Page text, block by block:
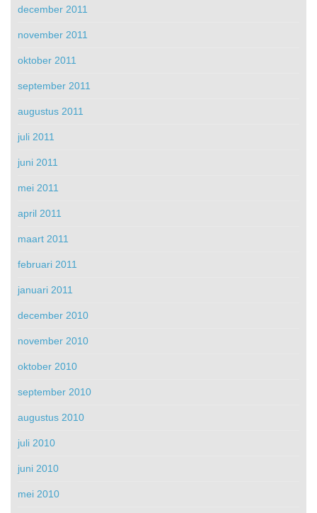
december 2011
november 2011
oktober 2011
september 2011
augustus 2011
juli 2011
juni 2011
mei 2011
april 2011
maart 2011
februari 2011
januari 2011
december 2010
november 2010
oktober 2010
september 2010
augustus 2010
juli 2010
juni 2010
mei 2010